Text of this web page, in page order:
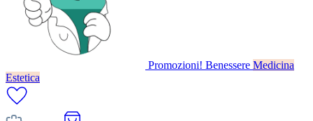
Promozioni! Benessere Medicina
Estetica